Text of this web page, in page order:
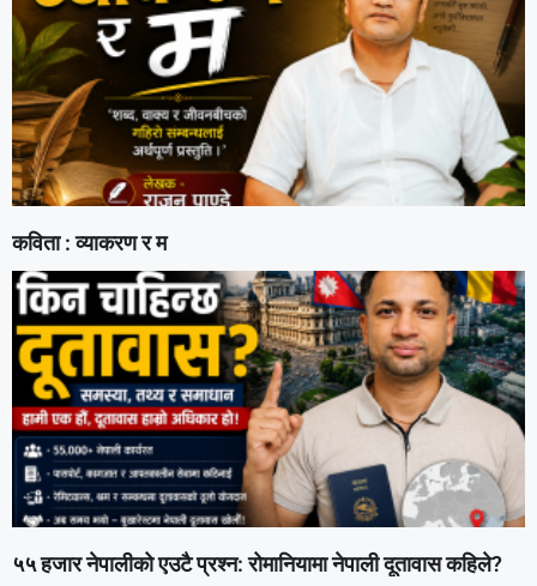
कविता : व्याकरण र म
५५ हजार नेपालीको एउटै प्रश्न: रोमानियामा नेपाली दूतावास कहिले?